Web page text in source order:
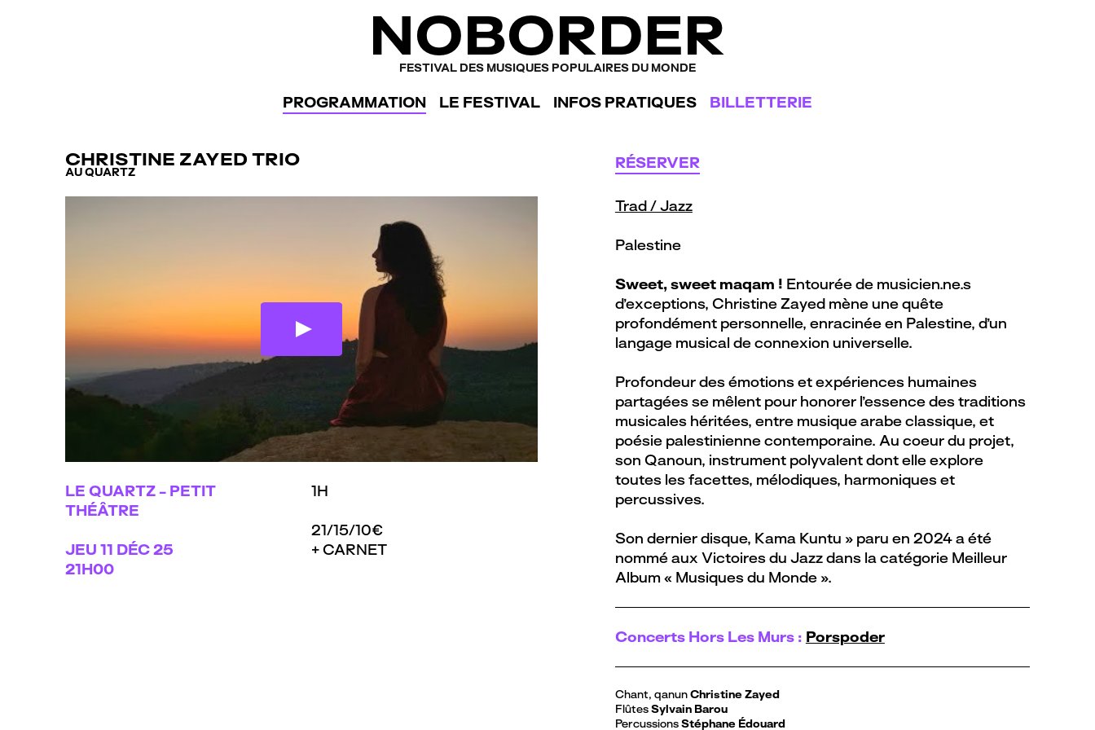
NOBORDER
FESTIVAL DES MUSIQUES POPULAIRES DU MONDE
PROGRAMMATION LE FESTIVAL INFOS PRATIQUES BILLETTERIE
CHRISTINE ZAYED TRIO
AU QUARTZ
RÉSERVER
LE QUARTZ - PETIT
THÉÂTRE
JEU 11 DÉC 25
21H00
1H
21/15/10€
+ CARNET
Trad / Jazz
Palestine
Sweet, sweet maqam ! Entourée de musicien.ne.s
d’exceptions, Christine Zayed mène une quête
profondément personnelle, enracinée en Palestine, d’un
langage musical de connexion universelle.
Profondeur des émotions et expériences humaines
partagées se mêlent pour honorer l’essence des traditions
musicales héritées, entre musique arabe classique, et
poésie palestinienne contemporaine. Au coeur du projet,
son Qanoun, instrument polyvalent dont elle explore
toutes les facettes, mélodiques, harmoniques et
percussives.
Son dernier disque, Kama Kuntu » paru en 2024 a été
nommé aux Victoires du Jazz dans la catégorie Meilleur
Album « Musiques du Monde ».
Concerts Hors Les Murs : Porspoder
Chant, qanunChristine Zayed
FlûtesSylvain Barou
PercussionsStéphane Édouard